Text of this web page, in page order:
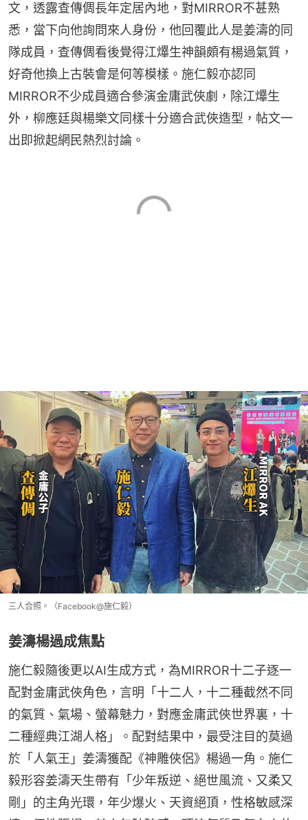
文，透露查傳倜長年定居內地，對MIRROR不甚熟
悉，當下向他詢問來人身份，他回覆此人是姜濤的同
隊成員，查傳倜看後覺得江𤒹生神韻頗有楊過氣質，
好奇他換上古裝會是何等模樣。施仁毅亦認同
MIRROR不少成員適合參演金庸武俠劇，除江𤒹生
外，柳應廷與楊樂文同樣十分適合武俠造型，帖文一
出即掀起網民熱烈討論。
三人合照。（Facebook@施仁毅）
姜濤楊過成焦點
施仁毅隨後更以AI生成方式，為MIRROR十二子逐一
配對金庸武俠角色，言明「十二人，十二種截然不同
的氣質、氣場、螢幕魅力，對應金庸武俠世界裏，十
二種經典江湖人格」。配對結果中，最受注目的莫過
於「人氣王」姜濤獲配《神雕俠侶》楊過一角。施仁
毅形容姜濤天生帶有「少年叛逆、絕世風流、又柔又
剛」的主角光環，年少爆火、天資絕頂，性格敏感深